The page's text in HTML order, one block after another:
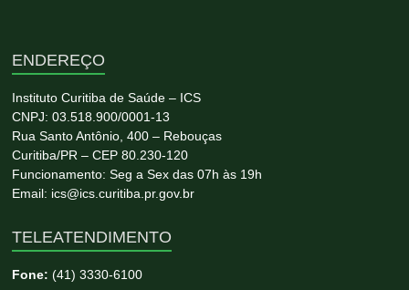
ENDEREÇO
Instituto Curitiba de Saúde – ICS
CNPJ: 03.518.900/0001-13
Rua Santo Antônio, 400 – Rebouças
Curitiba/PR – CEP 80.230-120
Funcionamento: Seg a Sex das 07h às 19h
Email: ics@ics.curitiba.pr.gov.br
TELEATENDIMENTO
Fone:(41) 3330-6100